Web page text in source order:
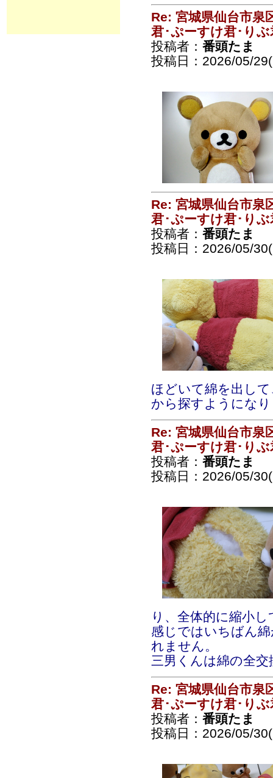
Re: 宮城県仙台市泉
君･ぷーすけ君･りぶ
投稿者： 番頭たま
投稿日：2026/05/
Re: 宮城県仙台市泉
君･ぷーすけ君･りぶ
投稿者： 番頭たま
投稿日：2026/05/
ほどいて綿を出し
から探すようにな
Re: 宮城県仙台市泉
君･ぷーすけ君･りぶ
投稿者： 番頭たま
投稿日：2026/05/
り、全体的に縮小
感じではいちばん
れません。
三男くんは綿の全
Re: 宮城県仙台市泉
君･ぷーすけ君･りぶ
投稿者： 番頭たま
投稿日：2026/05/